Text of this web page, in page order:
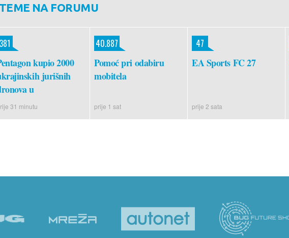
NA FORUMU
kupio 2000
jurišnih
u
31 minutu
381
Pomoć pri odabiru
mobitela
prije 1 sat
40.887
EA Sports FC 27
prije 2 sata
47